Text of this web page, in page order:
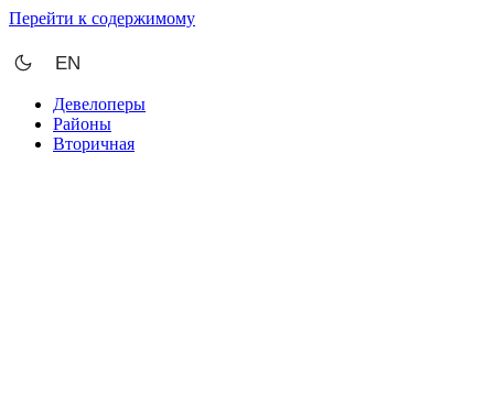
Перейти к содержимому
EN
Девелоперы
Районы
Вторичная